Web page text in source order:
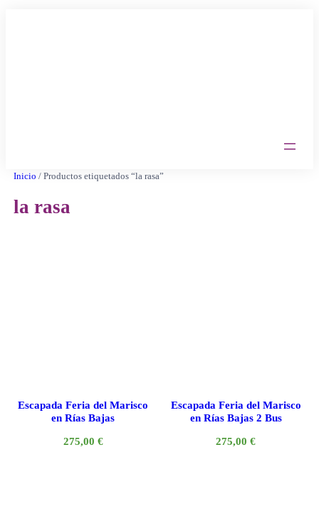
Inicio / Productos etiquetados “la rasa”
la rasa
Escapada Feria del Marisco
en Rías Bajas
275,00 €
Escapada Feria del Marisco
en Rías Bajas 2 Bus
275,00€